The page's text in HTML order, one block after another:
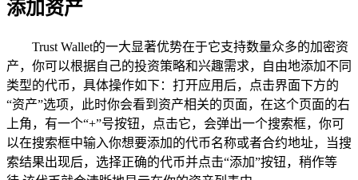
添加资产
Trust Wallet的一大显著优势在于它支持数量众多的加密资
产，你可以根据自己的投资策略和兴趣需求，自由地添加不同
类型的代币，具体操作如下：打开应用后，点击界面下方的
“资产”选项，此时你会看到资产相关的页面，在这个页面的右
上角，有一个“+”号按钮，点击它，会弹出一个搜索框，你可
以在搜索框中输入你想要添加的代币名称或者合约地址，当搜
索结果出现后，选择正确的代币并点击“添加”按钮，稍作等